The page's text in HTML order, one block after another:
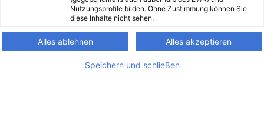
Nutzungsprofile bilden. Ohne Zustimmung können Sie
diese Inhalte nicht sehen.
Alles ablehnen Alles akzeptieren
Speichern und schließen